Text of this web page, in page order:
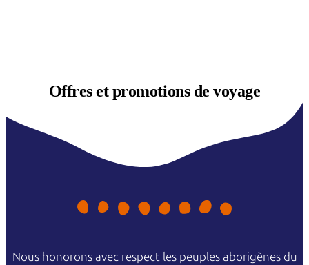
Offres etpromotions de voyage
Nous honorons avec respect les peuples aborigènes du